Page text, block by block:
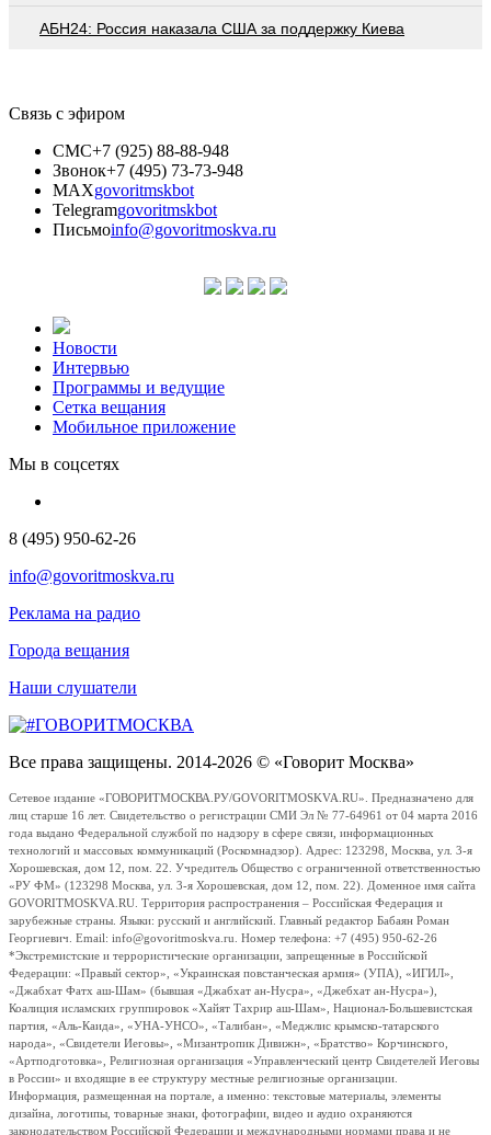
АБН24: Россия наказала США за поддержку Киева
Связь с эфиром
СМС+7 (925) 88-88-948
Звонок+7 (495) 73-73-948
MAXgovoritmskbot
Telegramgovoritmskbot
Письмоinfo@govoritmoskva.ru
Новости
Интервью
Программы и ведущие
Сетка вещания
Мобильное приложение
Мы в соцсетях
8 (495) 950-62-26
info@govoritmoskva.ru
Реклама на радио
Города вещания
Наши слушатели
Все права защищены. 2014-2026 © «Говорит Москва»
Сетевое издание «ГОВОРИТМОСКВА.РУ/GOVORITMOSKVA.RU». Предназначено для
лиц старше 16 лет. Свидетельство о регистрации СМИ Эл № 77-64961 от 04 марта 2016
года выдано Федеральной службой по надзору в сфере связи, информационных
технологий и массовых коммуникаций (Роскомнадзор). Адрес: 123298, Москва, ул. 3-я
Хорошевская, дом 12, пом. 22. Учредитель Общество с ограниченной ответственностью
«РУ ФМ» (123298 Москва, ул. 3-я Хорошевская, дом 12, пом. 22). Доменное имя сайта
GOVORITMOSKVA.RU. Территория распространения – Российская Федерация и
зарубежные страны. Языки: русский и английский. Главный редактор Бабаян Роман
Георгиевич. Email: info@govoritmoskva.ru. Номер телефона: +7 (495) 950-62-26
*Экстремистские и террористические организации, запрещенные в Российской
Федерации: «Правый сектор», «Украинская повстанческая армия» (УПА), «ИГИЛ»,
«Джабхат Фатх аш-Шам» (бывшая «Джабхат ан-Нусра», «Джебхат ан-Нусра»),
Коалиция исламских группировок «Хайят Тахрир аш-Шам», Национал-Большевистская
партия, «Аль-Каида», «УНА-УНСО», «Талибан», «Меджлис крымско-татарского
народа», «Свидетели Иеговы», «Мизантропик Дивижн», «Братство» Корчинского,
«Артподготовка», Религиозная организация «Управленческий центр Свидетелей Иеговы
в России» и входящие в ее структуру местные религиозные организации.
Информация, размещенная на портале, а именно: текстовые материалы, элементы
дизайна, логотипы, товарные знаки, фотографии, видео и аудио охраняются
законодательством Российской Федерации и международными нормами права и не